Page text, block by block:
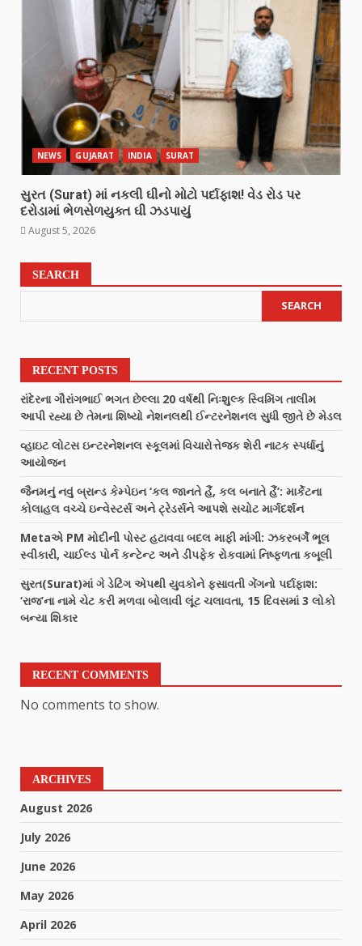
NEWS GUJARAT INDIA SURAT
સુરત (Surat) માં નકલી ઘીનો મોટો પર્દાફાશ! વેડ રોડ પર
દરોડામાં ભેળસેળયુક્ત ઘી ઝડપાયું
August 5, 2026
SEARCH
SEARCH
RECENT POSTS
રાંદેરના ગૌરાંગભાઈ ભગત છેલ્લા 20 વર્ષથી નિઃશુલ્ક સ્વિમિંગ તાલીમ
આપી રહ્યા છે તેમના શિષ્યો નેશનલથી ઈન્ટરનેશનલ સુધી જીતે છે મેડલ
વ્હાઇટ લોટસ ઇન્ટરનેશનલ સ્કૂલમાં વિચારોત્તેજક શેરી નાટક સ્પર્ધાનું
આયોજન
જૈનમનું નવું બ્રાન્ડ કેમ્પેઇન ‘કલ જાનતે હૈં, કલ બનાતે હૈં’: માર્કેટના
કોલાહલ વચ્ચે ઇન્વેસ્ટર્સ અને ટ્રેડર્સને આપશે સચોટ માર્ગદર્શન
Metaએ PM મોદીની પોસ્ટ હટાવવા બદલ માફી માંગી: ઝકરબર્ગે ભૂલ
સ્વીકારી, ચાઈલ્ડ પોર્ન કન્ટેન્ટ અને ડીપફેક રોકવામાં નિષ્ફળતા કબૂલી
સુરત(Surat)માં ગે ડેટિંગ એપથી યુવકોને ફસાવતી ગેંગનો પર્દાફાશ:
‘રાજ’ના નામે ચેટ કરી મળવા બોલાવી લૂંટ ચલાવતા, 15 દિવસમાં 3 લોકો
બન્યા શિકાર
RECENT COMMENTS
No comments to show.
ARCHIVES
August 2026
July 2026
June 2026
May 2026
April 2026